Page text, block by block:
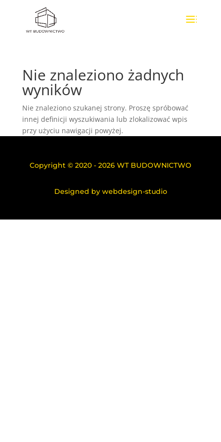
Nie znaleziono żadnych
wyników
Nie znaleziono szukanej strony. Proszę spróbować
innej definicji wyszukiwania lub zlokalizować wpis
przy użyciu nawigacji powyżej.
Copyright © 2020 - 2026 WT BUDOWNICTWO
Designed by webdesign-studio